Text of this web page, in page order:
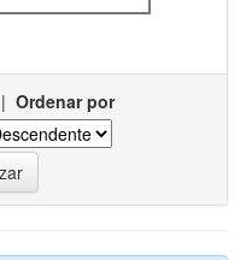
| Ordenar por